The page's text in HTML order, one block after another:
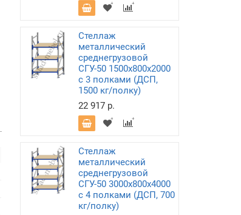
Стеллаж
металлический
среднегрузовой
СГУ-50 1500х800х2000
с 3 полками (ДСП,
1500 кг/полку)
22 917 р.
Стеллаж
металлический
среднегрузовой
СГУ-50 3000х800х4000
с 4 полками (ДСП, 700
кг/полку)